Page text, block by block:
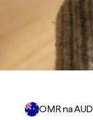
OMR na AUD